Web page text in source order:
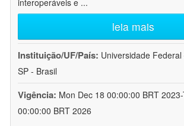
interoperáveis e ...
leia mais
Instituição/UF/País: Universidade
SP - Brasil
Vigência: Mon Dec 18 00:00:00 BRT
00:00:00 BRT 2026